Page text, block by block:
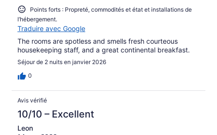
Points forts : Propreté, commodités et état et installations de
l’hébergement.
Traduire avec Google
The rooms are spotless and smells fresh courteous
housekeeping staff, and a great continental breakfast.
Séjour de 2 nuits en janvier 2026
0
Avis vérifié
10/10 – Excellent
Leon